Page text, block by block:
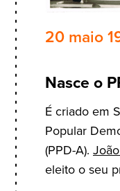
20 maio
Nasce o
É criado em
Popular
(PPD-A).
eleito o seu